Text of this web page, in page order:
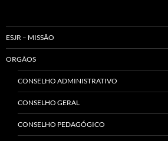
ESJR – MISSÃO
ORGÃOS
CONSELHO ADMINISTRATIVO
CONSELHO GERAL
CONSELHO PEDAGÓGICO